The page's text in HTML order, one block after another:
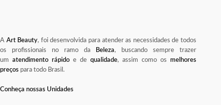
A Art Beauty, foi desenvolvida para atender as necessidades de todos
os profissionais no ramo da
Beleza, buscando sempre trazer
um atendimento rápido e de qualidade, assim como os melhores
preços para todo Brasil.
Conheça nossas Unidades